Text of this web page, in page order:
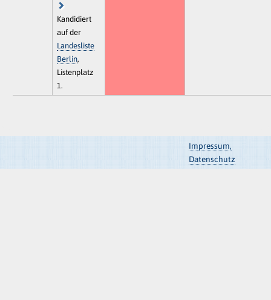
Kandidiert
auf der
Landesliste
Berlin,
Listenplatz
1.
Impressum,
Datenschutz